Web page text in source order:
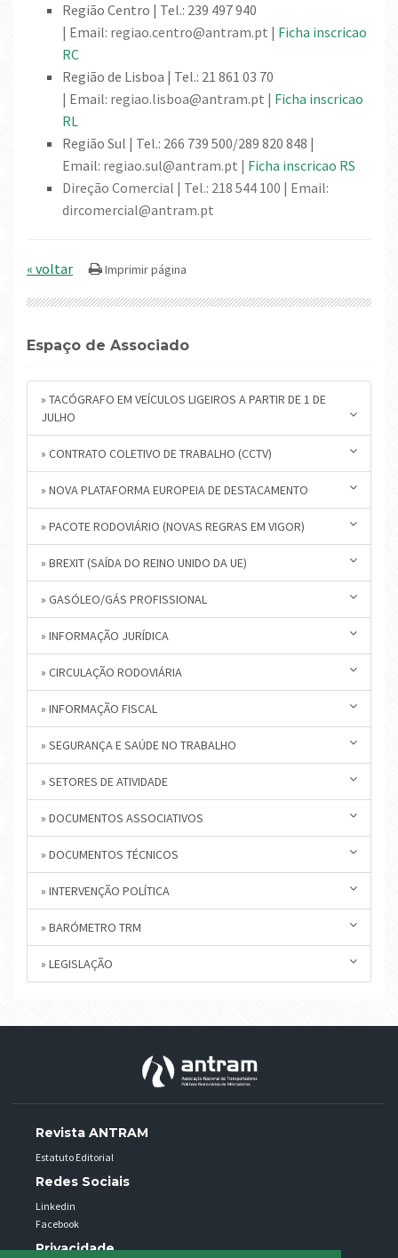
Região Centro | Tel.: 239 497 940
| Email: regiao.centro@antram.pt | Ficha inscricao
RC
Região de Lisboa | Tel.: 21 861 03 70
| Email: regiao.lisboa@antram.pt | Ficha inscricao
RL
Região Sul | Tel.: 266 739 500/289 820 848 |
Email: regiao.sul@antram.pt | Ficha inscricao RS
Direção Comercial | Tel.: 218 544 100 | Email:
dircomercial@antram.pt
« voltar
Espaço de Associado
» TACÓGRAFO EM VEÍCULOS LIGEIROS A PARTIR DE 1 DE
JULHO
» CONTRATO COLETIVO DE TRABALHO (CCTV)
» NOVA PLATAFORMA EUROPEIA DE DESTACAMENTO
» PACOTE RODOVIÁRIO (NOVAS REGRAS EM VIGOR)
» BREXIT (SAÍDA DO REINO UNIDO DA UE)
» GASÓLEO/GÁS PROFISSIONAL
» INFORMAÇÃO JURÍDICA
» CIRCULAÇÃO RODOVIÁRIA
» INFORMAÇÃO FISCAL
» SEGURANÇA E SAÚDE NO TRABALHO
» SETORES DE ATIVIDADE
» DOCUMENTOS ASSOCIATIVOS
» DOCUMENTOS TÉCNICOS
» INTERVENÇÃO POLÍTICA
» BARÓMETRO TRM
» LEGISLAÇÃO
Revista ANTRAM
Estatuto Editorial
Redes Sociais
Linkedin
Facebook
Privacidade